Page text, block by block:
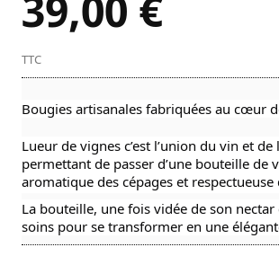
TTC
Bougies artisanales fabriquées au cœur
Lueur de vignes c’est l’union du vin et
permettant de passer d’une bouteille
aromatique des cépages et respectueuse
La bouteille, une fois vidée de son
soins pour se transformer en une